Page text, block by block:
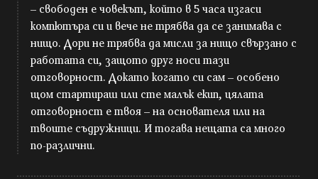
– свободен е човекът, който в 5 часа изгаси
компютъра си и вече не трябва да се занимава с
нищо. Дори не трябва да мисли за нищо свързано с
работата си, защото друг носи тази
отговорност. Докато когато си сам – особено
щом стартираш или сте малък екип, цялата
отговорност е твоя – на основателя или на
твоите съдружници. И тогава нещата са много
по-различни.